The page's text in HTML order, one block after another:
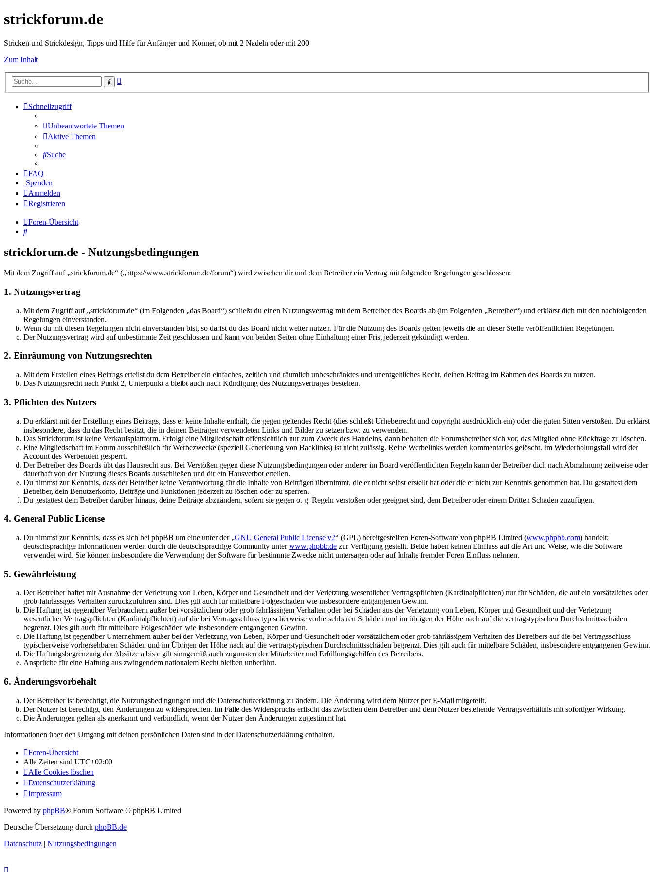
strickforum.de
Stricken und Strickdesign, Tipps und Hilfe für Anfänger und Könner, ob mit 2 Nadeln oder mit 200
Zum Inhalt
Suche
Schnellzugriff
Unbeantwortete Themen
Aktive Themen
Suche
FAQ
Spenden
Anmelden
Registrieren
Foren-Übersicht
Suche
strickforum.de - Nutzungsbedingungen
Mit dem Zugriff auf „strickforum.de“ („https://www.strickforum.de/forum“) wird zwischen dir und dem Betreiber ein Vertrag mit folgenden Regelungen geschlossen:
1. Nutzungsvertrag
Mit dem Zugriff auf „strickforum.de“ (im Folgenden „das Board“) schließt du einen Nutzungsvertrag mit dem Betreiber des Boards ab (im Folgenden „Betreiber“) und erklärst dich mit den nachfolgenden
Regelungen einverstanden.
Wenn du mit diesen Regelungen nicht einverstanden bist, so darfst du das Board nicht weiter nutzen. Für die Nutzung des Boards gelten jeweils die an dieser Stelle veröffentlichten Regelungen.
Der Nutzungsvertrag wird auf unbestimmte Zeit geschlossen und kann von beiden Seiten ohne Einhaltung einer Frist jederzeit gekündigt werden.
2. Einräumung von Nutzungsrechten
Mit dem Erstellen eines Beitrags erteilst du dem Betreiber ein einfaches, zeitlich und räumlich unbeschränktes und unentgeltliches Recht, deinen Beitrag im Rahmen des Boards zu nutzen.
Das Nutzungsrecht nach Punkt 2, Unterpunkt a bleibt auch nach Kündigung des Nutzungsvertrages bestehen.
3. Pflichten des Nutzers
Du erklärst mit der Erstellung eines Beitrags, dass er keine Inhalte enthält, die gegen geltendes Recht (dies schließt Urheberrecht und copyright ausdrücklich ein) oder die guten Sitten verstoßen. Du erklärst
insbesondere, dass du das Recht besitzt, die in deinen Beiträgen verwendeten Links und Bilder zu setzen bzw. zu verwenden.
Das Strickforum ist keine Verkaufsplattform. Erfolgt eine Mitgliedschaft offensichtlich nur zum Zweck des Handelns, dann behalten die Forumsbetreiber sich vor, das Mitglied ohne Rückfrage zu löschen.
Eine Mitgliedschaft im Forum ausschließlich für Werbezwecke (speziell Generierung von Backlinks) ist nicht zulässig. Reine Werbelinks werden kommentarlos gelöscht. Im Wiederholungsfall wird der
Account des Werbenden gesperrt.
Der Betreiber des Boards übt das Hausrecht aus. Bei Verstößen gegen diese Nutzungsbedingungen oder anderer im Board veröffentlichten Regeln kann der Betreiber dich nach Abmahnung zeitweise oder
dauerhaft von der Nutzung dieses Boards ausschließen und dir ein Hausverbot erteilen.
Du nimmst zur Kenntnis, dass der Betreiber keine Verantwortung für die Inhalte von Beiträgen übernimmt, die er nicht selbst erstellt hat oder die er nicht zur Kenntnis genommen hat. Du gestattest dem
Betreiber, dein Benutzerkonto, Beiträge und Funktionen jederzeit zu löschen oder zu sperren.
Du gestattest dem Betreiber darüber hinaus, deine Beiträge abzuändern, sofern sie gegen o. g. Regeln verstoßen oder geeignet sind, dem Betreiber oder einem Dritten Schaden zuzufügen.
4. General Public License
Du nimmst zur Kenntnis, dass es sich bei phpBB um eine unter der „GNU General Public License v2“ (GPL) bereitgestellten Foren-Software von phpBB Limited (www.phpbb.com) handelt;
deutschsprachige Informationen werden durch die deutschsprachige Community unterwww.phpbb.de zur Verfügung gestellt. Beide haben keinen Einfluss auf die Art und Weise, wie die Software
verwendet wird. Sie können insbesondere die Verwendung der Software für bestimmte Zwecke nicht untersagen oder auf Inhalte fremder Foren Einfluss nehmen.
5. Gewährleistung
Der Betreiber haftet mit Ausnahme der Verletzung von Leben, Körper und Gesundheit und der Verletzung wesentlicher Vertragspflichten (Kardinalpflichten) nur für Schäden, die auf ein vorsätzliches oder
grob fahrlässiges Verhalten zurückzuführen sind. Dies gilt auch für mittelbare Folgeschäden wie insbesondere entgangenen Gewinn.
Die Haftung ist gegenüber Verbrauchern außer bei vorsätzlichem oder grob fahrlässigem Verhalten oder bei Schäden aus der Verletzung von Leben, Körper und Gesundheit und der Verletzung
wesentlicher Vertragspflichten (Kardinalpflichten) auf die bei Vertragsschluss typischerweise vorhersehbaren Schäden und im übrigen der Höhe nach auf die vertragstypischen Durchschnittsschäden
begrenzt. Dies gilt auch für mittelbare Folgeschäden wie insbesondere entgangenen Gewinn.
Die Haftung ist gegenüber Unternehmern außer bei der Verletzung von Leben, Körper und Gesundheit oder vorsätzlichem oder grob fahrlässigem Verhalten des Betreibers auf die bei Vertragsschluss
typischerweise vorhersehbaren Schäden und im Übrigen der Höhe nach auf die vertragstypischen Durchschnittsschäden begrenzt. Dies gilt auch für mittelbare Schäden, insbesondere entgangenen Gewinn.
Die Haftungsbegrenzung der Absätze a bis c gilt sinngemäß auch zugunsten der Mitarbeiter und Erfüllungsgehilfen des Betreibers.
Ansprüche für eine Haftung aus zwingendem nationalem Recht bleiben unberührt.
6. Änderungsvorbehalt
Der Betreiber ist berechtigt, die Nutzungsbedingungen und die Datenschutzerklärung zu ändern. Die Änderung wird dem Nutzer per E-Mail mitgeteilt.
Der Nutzer ist berechtigt, den Änderungen zu widersprechen. Im Falle des Widerspruchs erlischt das zwischen dem Betreiber und dem Nutzer bestehende Vertragsverhältnis mit sofortiger Wirkung.
Die Änderungen gelten als anerkannt und verbindlich, wenn der Nutzer den Änderungen zugestimmt hat.
Informationen über den Umgang mit deinen persönlichen Daten sind in der Datenschutzerklärung enthalten.
Foren-Übersicht
Alle Zeiten sind UTC+02:00
Alle Cookies löschen
Datenschutzerklärung
Impressum
Powered by phpBB® Forum Software © phpBB Limited
Deutsche Übersetzung durch phpBB.de
Datenschutz | Nutzungsbedingungen